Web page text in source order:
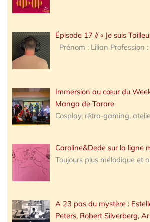
Épisode 17 // « Je suis
Prénom : Lilian Profession :
Immersion au cœur du
Manga de Tarare
Cosplay, rétro-gaming,
Caroline&Dede sur la ligne
Toujours plus mélodique et
A 23 pas du mystère :
Peters, Robert Silverberg,